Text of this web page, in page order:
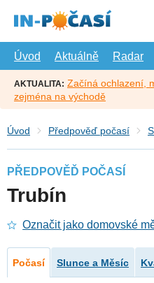
hlavní
Úvod
Aktuálně Radar
AKTUALITA: Začíná ochlazení,
zejména na východě
Úvod Předpověď počasí
PŘEDPOVĚĎ POČASÍ
Trubín
Označit jako domovské
Počasí Slunce a Měsíc